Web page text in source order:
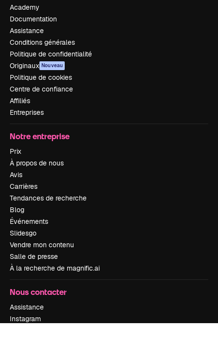
Academy
Documentation
Assistance
Conditions générales
Politique de confidentialité
Originaux Nouveau
Politique de cookies
Centre de confiance
Affiliés
Entreprises
Notre entreprise
Prix
À propos de nous
Avis
Carrières
Tendances de recherche
Blog
Événements
Slidesgo
Vendre mon contenu
Salle de presse
À la recherche de magnific.ai
Nous contacter
Assistance
Instagram